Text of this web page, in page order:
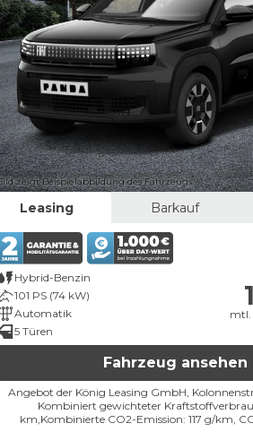
zeigt Beispielabbildung des Fahrzeugs
Leasing Barkauf
Hybrid-Benzin
101 PS (74 kW)
Automatik
5 Türen
mtl.
Fahrzeug ansehen
Angebot der König Leasing GmbH,
Kombiniert gewichteter
km, Kombinierte CO2-Emission: 117 g/km,